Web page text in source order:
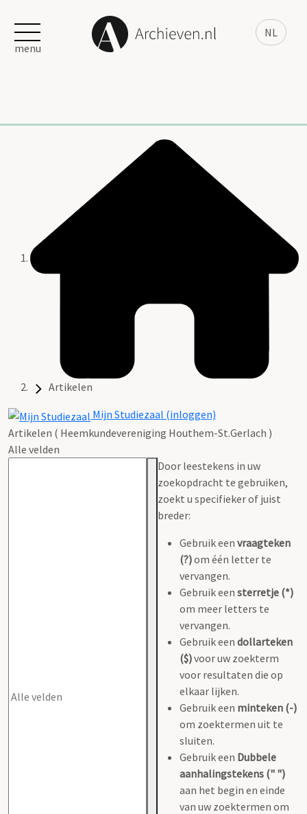
NL
menu
Artikelen
Mijn Studiezaal (inloggen)
Artikelen ( Heemkundevereniging Houthem-St.Gerlach )
Alle velden
Door leestekens in uw
zoekopdracht te gebruiken,
zoekt u specifieker of juist
breder:
Gebruik een vraagteken
(?)om één letter te
vervangen.
Gebruik een sterretje (*)
om meer letters te
vervangen.
Gebruik een dollarteken
($)voor uw zoekterm
voor resultaten die op
elkaar lijken.
Gebruik een minteken (-)
om zoektermen uit te
sluiten.
Gebruik een Dubbele
aanhalingstekens (" ")
aan het begin en einde
van uw zoektermen om